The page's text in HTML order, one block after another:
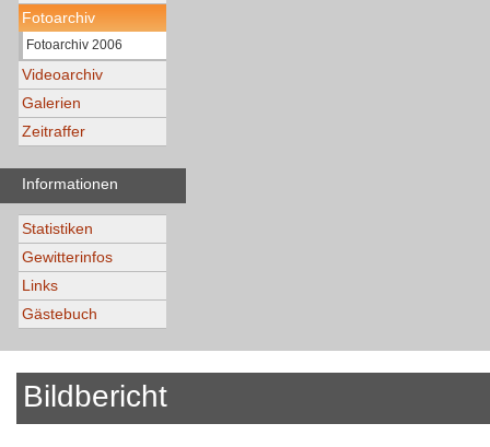
Fotoarchiv
Fotoarchiv 2006
Videoarchiv
Galerien
Zeitraffer
Informationen
Statistiken
Gewitterinfos
Links
Gästebuch
Bildbericht